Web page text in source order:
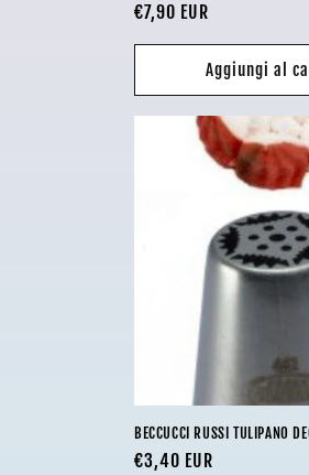
Prezzo
di
€7,90 EUR
Aggiungi al
BECCUCCI RUSSI TULIPANO
Prezzo
€3,40 EUR